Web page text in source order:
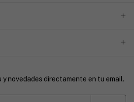
novedades directamente en tu email.